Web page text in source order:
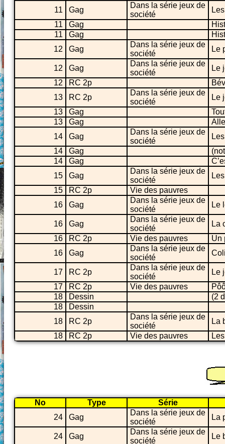
11 Gag
Dans la série jeux de
société
11
Gag
11
Gag
12
Gag
Dans la série jeux de
société
Le
12 Gag
Dans la série jeux de
société
Le
12
RC 2p
13
RC 2p
Dans la série jeux de
société
Le
13
Gag
13
Gag
14
Gag
Dans la série jeux de
société
14
Gag
14
Gag
15
Gag
Dans la série jeux de
société
15
RC 2p
Vie des pauvres
16
Gag
Dans la série jeux de
société
Le
16 Gag
Dans la série jeux de
société
La
16
RC 2p Vie des pauvres
Un
16
Gag
Dans la série jeux de
société
17 RC 2p
Dans la série jeux de
société
Le
17
RC 2p Vie des pauvres
18
Dessin
(2
18
Dessin
18
RC 2p
Dans la série jeux de
société
La
18
RC 2p Vie des pauvres
No Type
Série
24
Gag
Dans la série jeux de
société
La
24 Gag
Dans la série jeux de
société
Le